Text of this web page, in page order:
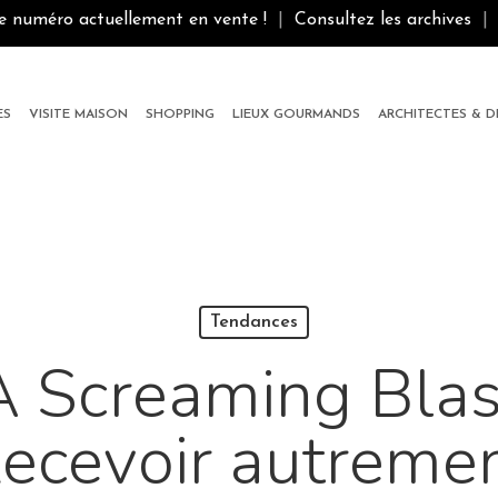
numéro actuellement en vente ! Consultez les archives
VISITE MAISON SHOPPING LIEUX GOURMANDS ARCHITECTES &
Tendances
Screaming